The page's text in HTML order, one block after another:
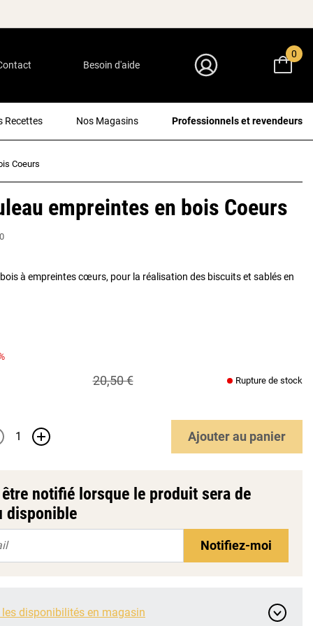
Besoin d'aide
0
Recettes Nos Magasins Professionnels et revendeurs
Coeurs
empreintes en bois Coeurs
à empreintes cœurs, pour la réalisation des biscuits et sablés en
20,50 € Rupture de stock
+ Ajouterau panier
notifié lorsque le produit sera de
disponible
Notifiez-moi
les disponibilités en magasin